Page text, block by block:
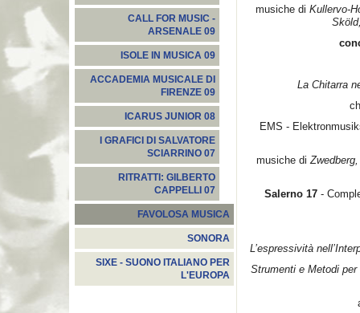
CALL FOR MUSIC -
ARSENALE 09
ISOLE IN MUSICA 09
ACCADEMIA MUSICALE DI
FIRENZE 09
ICARUS JUNIOR 08
I GRAFICI DI SALVATORE
SCIARRINO 07
RITRATTI: GILBERTO
CAPPELLI 07
FAVOLOSA MUSICA
SONORA
SIXE - SUONO ITALIANO PER
L'EUROPA
musiche di Kullervo-
La Chitarra
EMS -
musiche di
Salerno 17 -
L’espressività
Strumenti e Metodi